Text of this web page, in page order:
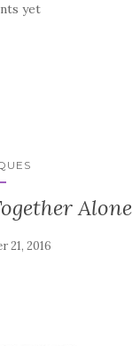
yet
21, 2016